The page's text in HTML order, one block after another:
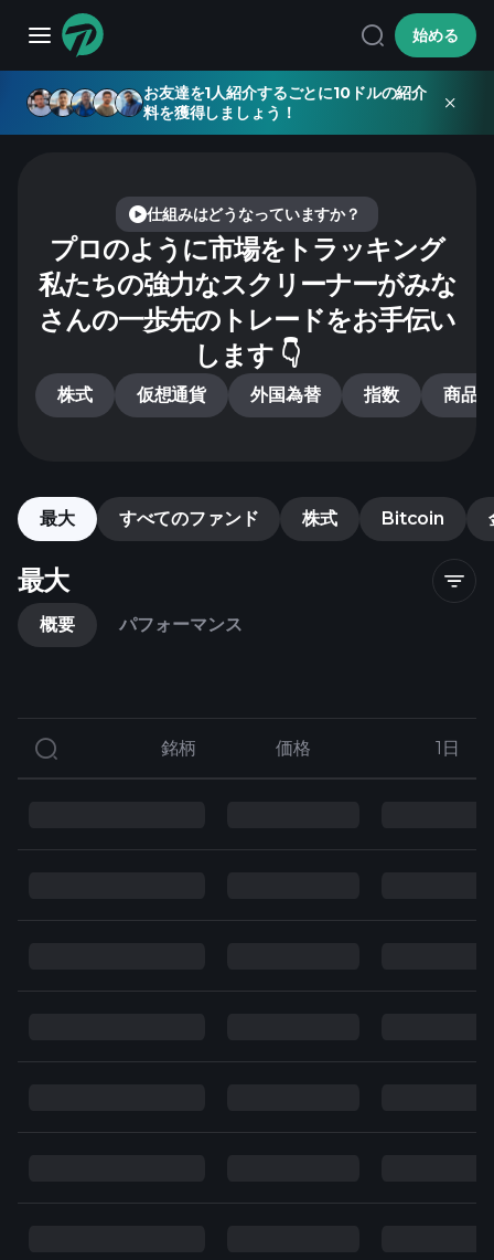
始める
お友達を1人紹介するごとに10ドルの紹介
料を獲得しましょう！
仕組みはどうなっていますか？
プロのように市場をトラッキング
私たちの強力なスクリーナーがみな
さんの一歩先のトレードをお手伝い
します 👇
株式 仮想通貨 外国為替 指数 商品
最大 すべてのファンド 株式 Bitcoin
最大
概要 パフォーマンス
銘柄 価格 1日
銘柄 価格 1日